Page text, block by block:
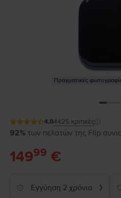
Πραγματικές
4.84425 κριτικές
92% των πελατών της Flip
14999 €
Εγγύηση 2 χρόνια ❯